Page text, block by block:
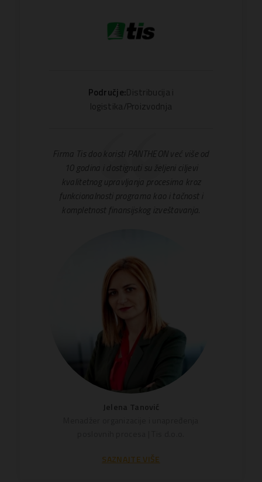
Područje:Distribucija i
logistika/Proizvodnja
Firma Tis doo koristi PANTHEON već više od
10 godina i dostignuti su željeni ciljevi
kvalitetnog upravljanja procesima kroz
funkcionalnosti programa kao i tačnost i
kompletnost finansijskog izveštavanja.
Jelena Tanović
SAZNAJTE VIŠE